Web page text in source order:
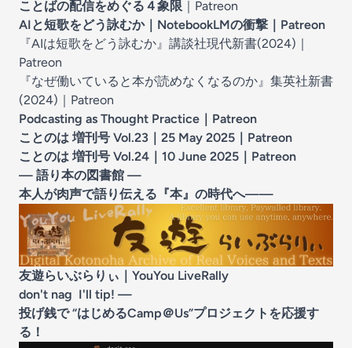
ことばの配信をめぐる４象限 ｜Patreon
AIと短歌をどう詠むか｜NotebookLMの衝撃 ｜Patreon
『AIは短歌をどう詠むか』講談社現代新書(2024) ｜
Patreon
『なぜ働いていると本が読めなくなるのか』集英社新書
(2024) ｜Patreon
Podcasting as Thought Practice ｜Patreon
ことのは 増刊号 Vol.23｜25 May 2025 ｜Patreon
ことのは 増刊号 Vol.24｜10 June 2025 ｜Patreon
— 語り本の図書館 —
本人が肉声で語り伝える『本』の時代へ——
友遊らいぶらりぃ ｜YouYou LiveRally
don't nag I'll tip! —
投げ銭で “はじめるCamp＠Us”プロジェクトを応援す
る！